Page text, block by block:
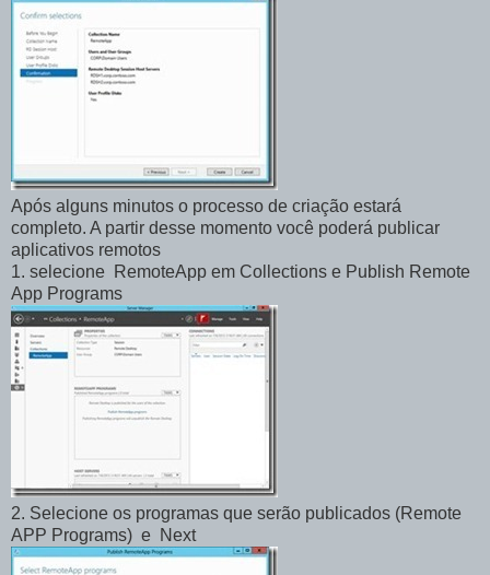
Após alguns minutos o processo de criação estará
completo. A partir desse momento você poderá publicar
aplicativos remotos
1. selecione RemoteApp em Collections e Publish Remote
App Programs
2. Selecione os programas que serão publicados (Remote
APP Programs) e Next